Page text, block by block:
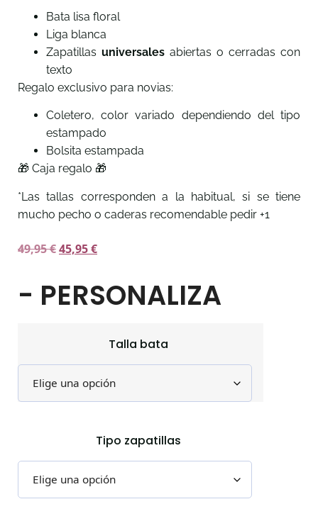
Bata lisa floral
Liga blanca
Zapatillas universales abiertas o cerradas con
texto
Regalo exclusivo para novias:
Coletero, color variado dependiendo del tipo
estampado
Bolsita estampada
🎁 Caja regalo 🎁
*Las tallas corresponden a la habitual, si se tiene
mucho pecho o caderas recomendable pedir +1
49,95€45,95€
- PERSONALIZA
Talla bata
Tipo zapatillas